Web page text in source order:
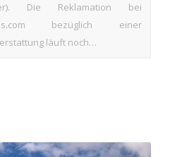
Die Reklamation bei
bezüglich einer
läuft noch…